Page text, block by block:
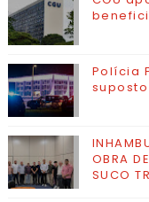
Polícia
OBRA
SUCO